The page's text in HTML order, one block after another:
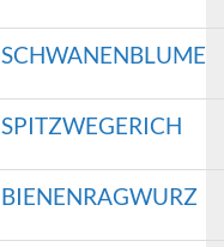
SCHWANENBLUME
SPITZWEGERICH
BIENENRAGWURZ